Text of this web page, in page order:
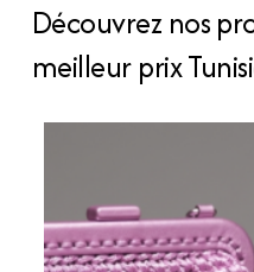
Découvrez nos
meilleur prix